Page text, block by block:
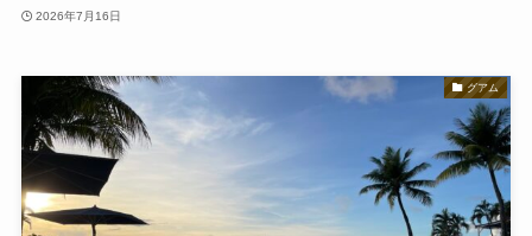
2026年7月16日
グアム